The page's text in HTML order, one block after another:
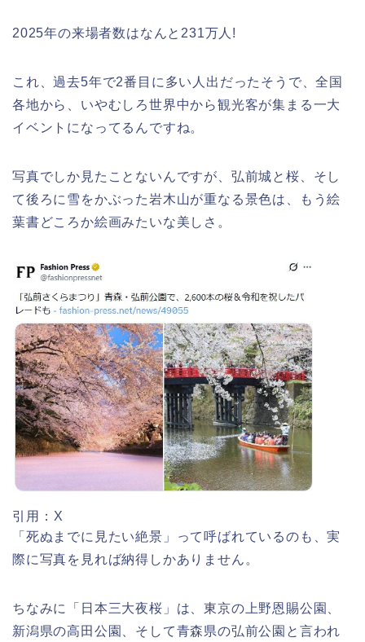
は?ライトアップや駐車場情報も!
高崎城址公園(高崎公園)桜祭り2026の
日立さくらまつり2026の屋台・出店ま
とめ!交通規制は何時から何時まで?
福井桜祭り2026の屋台は何時まで(い
つまで)?交通規制や混雑は?
2025年の来場者数はなんと231万人!
これ、過去5年で2番目に多い人出だったそうで、全国
各地から、いやむしろ世界中から観光客が集まる一大
イベントになってるんですね。
写真でしか見たことないんですが、弘前城と桜、そし
て後ろに雪をかぶった岩木山が重なる景色は、もう絵
葉書どころか絵画みたいな美しさ。
引用：X
「死ぬまでに見たい絶景」って呼ばれているのも、実
際に写真を見れば納得しかありません。
ちなみに「日本三大夜桜」は、東京の上野恩賜公園、
新潟県の高田公園、そして青森県の弘前公園と言われ